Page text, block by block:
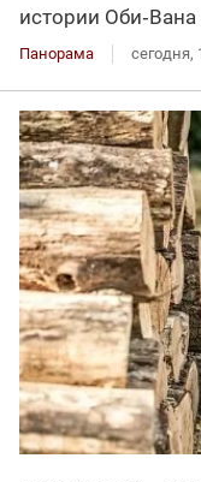
истории
Панорама сегодня,